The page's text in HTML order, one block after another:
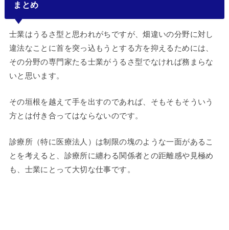
まとめ
士業はうるさ型と思われがちですが、畑違いの分野に対し
違法なことに首を突っ込もうとする方を抑えるためには、
その分野の専門家たる士業がうるさ型でなければ務まらな
いと思います。
その垣根を越えて手を出すのであれば、そもそもそういう
方とは付き合ってはならないのです。
診療所（特に医療法人）は制限の塊のような一面があるこ
とを考えると、診療所に纏わる関係者との距離感や見極め
も、士業にとって大切な仕事です。